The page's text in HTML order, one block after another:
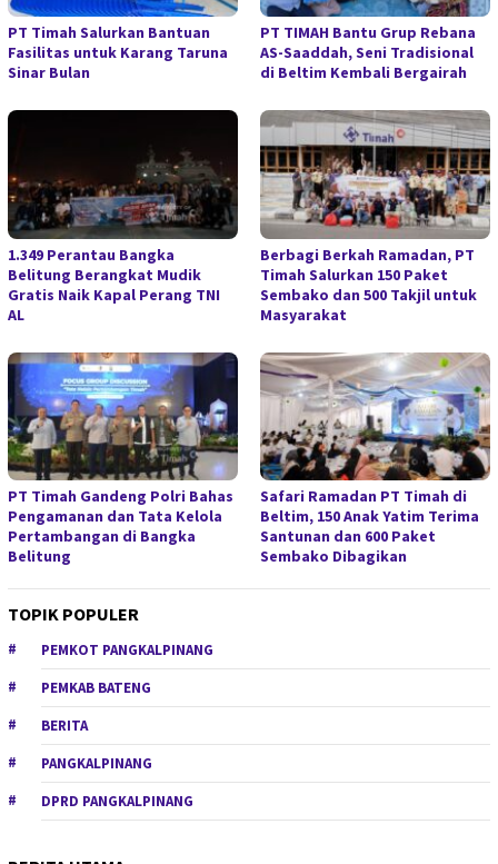
PT Timah Salurkan Bantuan
Fasilitas untuk Karang Taruna
Sinar Bulan
PT TIMAH Bantu Grup Rebana
AS-Saaddah, Seni Tradisional
di Beltim Kembali Bergairah
1.349 Perantau Bangka
Belitung Berangkat Mudik
Gratis Naik Kapal Perang TNI
AL
Berbagi Berkah Ramadan, PT
Timah Salurkan 150 Paket
Sembako dan 500 Takjil untuk
Masyarakat
PT Timah Gandeng Polri Bahas
Pengamanan dan Tata Kelola
Pertambangan di Bangka
Belitung
Safari Ramadan PT Timah di
Beltim, 150 Anak Yatim Terima
Santunan dan 600 Paket
Sembako Dibagikan
TOPIK POPULER
PEMKOT PANGKALPINANG
PEMKAB BATENG
BERITA
PANGKALPINANG
DPRD PANGKALPINANG